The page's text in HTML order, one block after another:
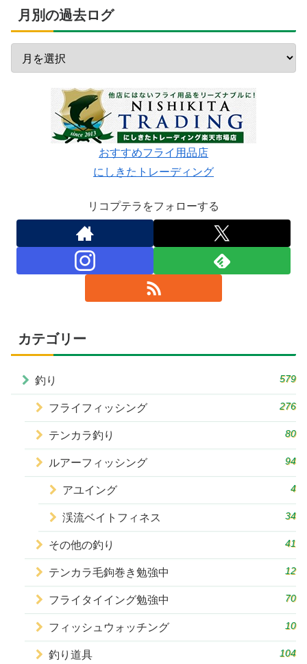
月別の過去ログ
おすすめフライ用品店
にしきたトレーディング
リコプテラをフォローする
カテゴリー
釣り 579
フライフィッシング 276
テンカラ釣り 80
ルアーフィッシング 94
アユイング 4
渓流ベイトフィネス 34
その他の釣り 41
テンカラ毛鉤巻き勉強中 12
フライタイイング勉強中 70
フィッシュウォッチング 10
釣り道具 104